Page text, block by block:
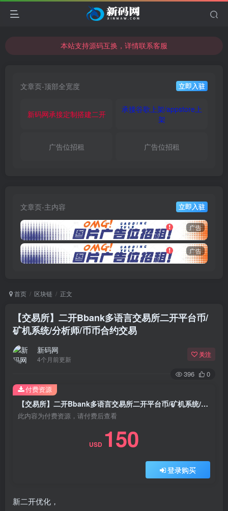
本站支持源码互换，详情联系客服
本站支持源码互换，详情联系客服
文章页-顶部全宽度 立即入驻
新码网承接定制搭建二开
承接谷歌上架/appstore上
架
广告位招租 广告位招租
文章页-主内容 立即入驻
广告
广告
首页 区块链 正文
【交易所】二开Bbank多语言交易所二开平台币/
矿机系统/分析师/币币合约交易
新码网
4个月前更新
关注
396 0
【交易所】二开Bbank多语言交易所二开平台币/矿机系统/分析师/币币合约交易
此内容为付费资源，请付费后查看
USD 150
登录购买
付费资源
新二开优化，